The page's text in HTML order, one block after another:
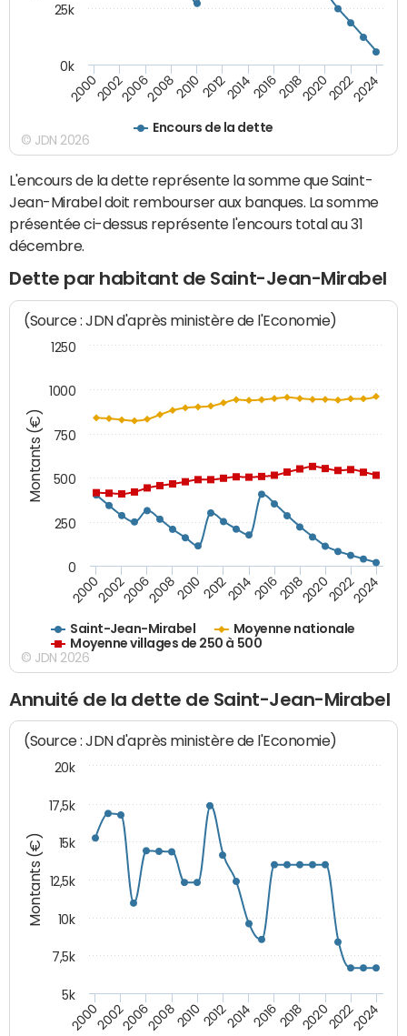
Encours de la dette
200020022006200820102012201420162018202020222024
0k
25k
© JDN 2026
L'encours de la dette représente la somme que Saint-
Jean-Mirabel doit rembourser aux banques. La somme
présentée ci-dessus représente l'encours total au 31
décembre.
Dette par habitant de Saint-Jean-Mirabel
Montants (€)
(Source : JDN d'après ministère de l'Economie)
Saint-Jean-Mirabel
Moyenne nationale
Moyenne villages de 250 à 500
200020022006200820102012201420162018202020222024
0
250
500
750
1000
1250
© JDN 2026
Annuité de la dette de Saint-Jean-Mirabel
Montants (€)
(Source : JDN d'après ministère de l'Economie)
200020022006200820102012201420162018202020222024
5k
7,5k
10k
12,5k
15k
17,5k
20k